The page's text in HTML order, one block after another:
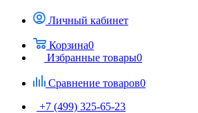
Личный кабинет
Корзина0
Избранные товары0
Сравнение товаров0
+7 (499) 325-65-23